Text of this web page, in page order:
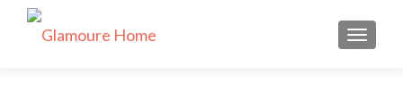
TUKAR